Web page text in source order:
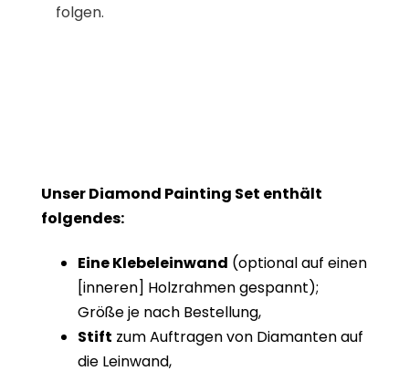
folgen.
Unser Diamond Painting Set enthält
folgendes:
Eine Klebeleinwand (optional auf einen
[inneren] Holzrahmen gespannt);
Größe je nach Bestellung,
Stift zum Auftragen von Diamanten auf
die Leinwand,